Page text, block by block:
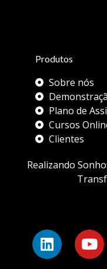
Produtos
Sobre nós
Plano de
Cursos
Clientes
Realizando